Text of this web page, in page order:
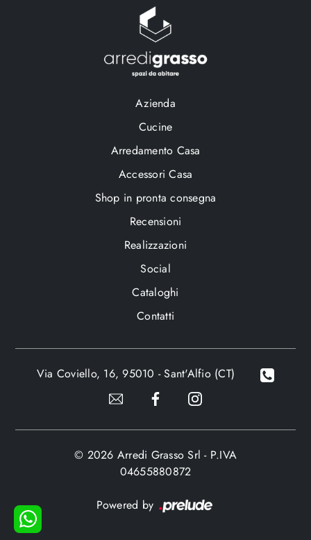
Azienda
Cucine
Arredamento Casa
Accessori Casa
Shop in pronta consegna
Recensioni
Realizzazioni
Social
Cataloghi
Contatti
Via Coviello, 16, 95010 - Sant'Alfio (CT)
© 2026 Arredi Grasso Srl - P.IVA
04655880872
Powered by